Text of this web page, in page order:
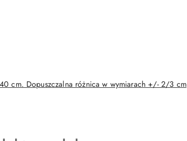
cm. Dopuszczalna różnica w wymiarach +/- 2/3 cm